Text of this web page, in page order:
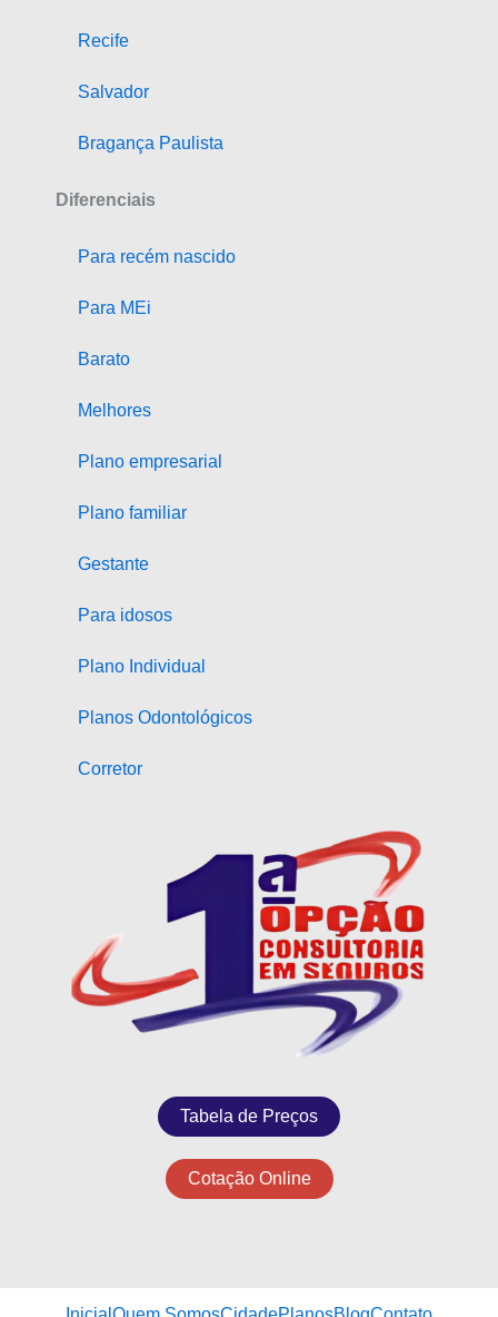
Recife
Salvador
Bragança Paulista
Diferenciais
Para recém nascido
Para MEi
Barato
Melhores
Plano empresarial
Plano familiar
Gestante
Para idosos
Plano Individual
Planos Odontológicos
Corretor
Tabela de Preços
Cotação Online